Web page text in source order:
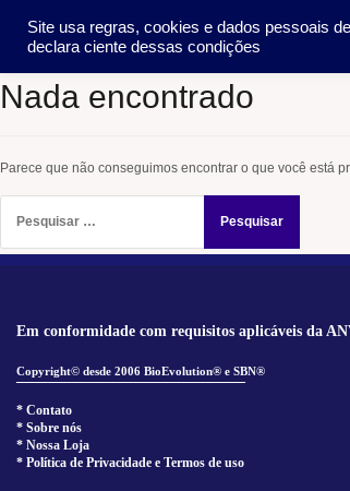
conteúdo
Nada encontrado
Parece que não conseguimos encontrar o que você está
por:
Em conformidade com requisitos aplicáveis da
Copyright© desde 2006 BioEvolution® e SBN®
______________________________
* Contato
* Sobre nós
* Nossa Loja
* Política de Privacidade e Termos de uso
Site usa regras, cookies e dados pessoais
declara ciente dessas condições